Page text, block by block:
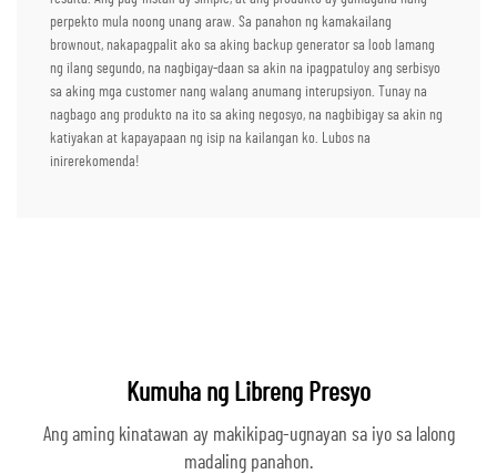
perpekto mula noong unang araw. Sa panahon ng kamakailang
brownout, nakapagpalit ako sa aking backup generator sa loob lamang
ng ilang segundo, na nagbigay-daan sa akin na ipagpatuloy ang serbisyo
sa aking mga customer nang walang anumang interupsiyon. Tunay na
nagbago ang produkto na ito sa aking negosyo, na nagbibigay sa akin ng
katiyakan at kapayapaan ng isip na kailangan ko. Lubos na
inirerekomenda!
Kumuha ng Libreng Presyo
Ang aming kinatawan ay makikipag-ugnayan sa iyo sa lalong
madaling panahon.